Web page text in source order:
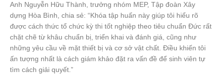
Anh Nguyễn Hữu Thành, trưởng nhóm MEP, Tập đoàn Xây
dựng Hòa Bình, chia sẻ: “Khóa tập huấn này giúp tôi hiểu rõ
được cách thức tổ chức kỳ thi tốt nghiệp theo tiêu chuẩn Đức rất
chặt chẽ từ khâu chuẩn bị, triển khai và đánh giá, cũng như
những yêu cầu về mặt thiết bị và cơ sở vật chất. Điều khiến tôi
ấn tượng nhất là cách giám khảo đặt ra vấn đề để sinh viên tự
tìm cách giải quyết.”